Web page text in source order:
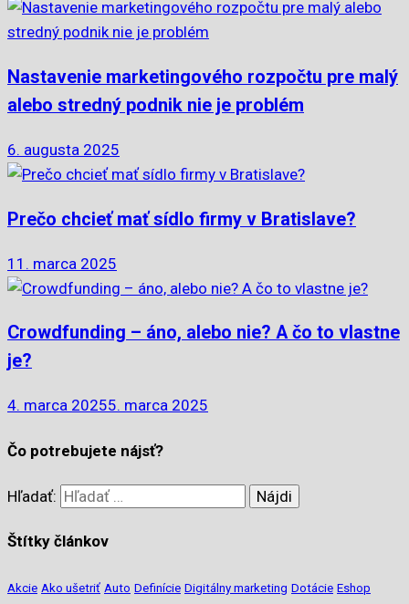
Nastavenie marketingového rozpočtu pre malý
alebo stredný podnik nie je problém
6. augusta 2025
Prečo chcieť mať sídlo firmy v Bratislave?
11. marca 2025
Crowdfunding – áno, alebo nie? A čo to vlastne
je?
4. marca 20255. marca 2025
Čo potrebujete nájsť?
Hľadať:
Štítky článkov
Akcie Ako ušetriť Auto Definície Digitálny marketing Dotácie Eshop